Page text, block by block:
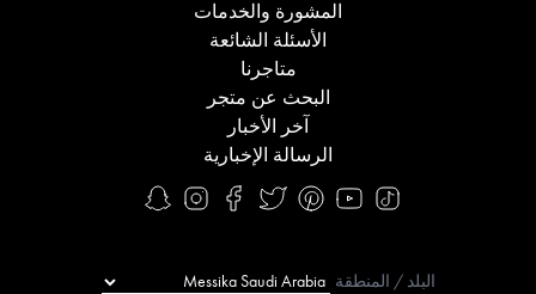
المشورة والخدمات
الأسئلة الشائعة
متاجرنا
البحث عن متجر
آخر الأخبار
الرسالة الإخبارية
البلد / المنطقة